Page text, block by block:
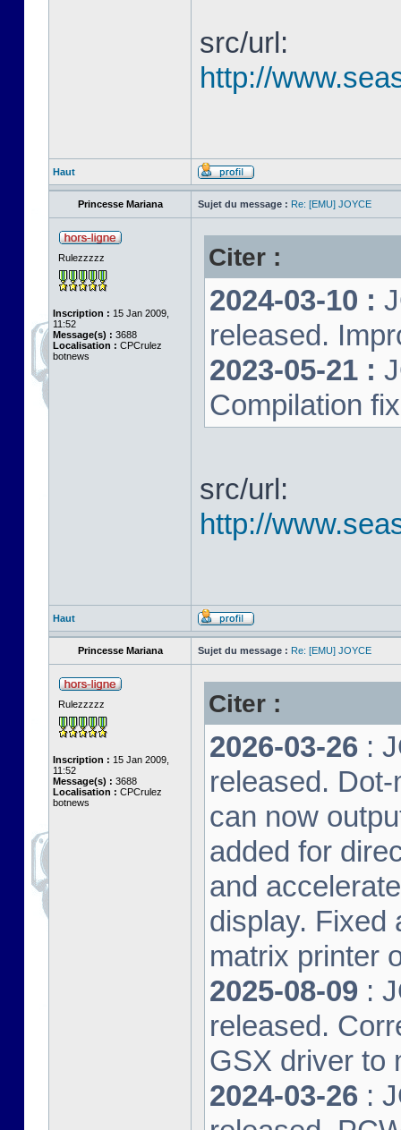
src/url:
http://
Haut
Princesse Mariana Sujet du message : Re: [EMU] JOYCE
Rulezzzzz
Inscription : 15 Jan 2009,
11:52
Message(s) : 3688
Localisation : CPCrulez
botnews
Citer :
2024-03-10 :
released.
2023-05-21 :
Compilation
src/url:
http://
Haut
Princesse Mariana Sujet du message : Re: [EMU] JOYCE
Rulezzzzz
Inscription : 15 Jan 2009,
11:52
Message(s) : 3688
Localisation : CPCrulez
botnews
Citer :
2026-03-26 :
released.
can now
added for
and
display. Fixed
matrix printer
2025-08-09 :
released.
GSX driver to
2024-03-26 :